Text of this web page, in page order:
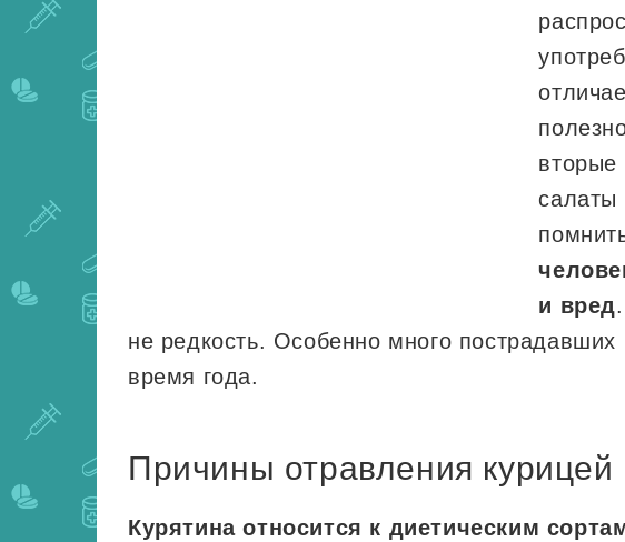
вторые
салаты
и вред
не редкость. Особенно много пострадавших
время года.
Причины отравления курицей
Курятина относится к диетическим